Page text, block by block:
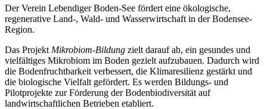
DerVerein Lebendiger Boden-See fördert eine ökologische,
regenerative Land-, Wald- und Wasserwirtschaft in der Bodensee-
Region.
Das Projekt Mikrobiom-Bildung zielt darauf ab, ein gesundes und
vielfältiges Mikrobiom im Boden gezielt aufzubauen. Dadurch wird
die Bodenfruchtbarkeit verbessert, die Klimaresilienz gestärkt und
die biologische Vielfalt gefördert. Es werden Bildungs- und
Pilotprojekte zur Förderung der Bodenbiodiversität auf
landwirtschaftlichen Betrieben etabliert.